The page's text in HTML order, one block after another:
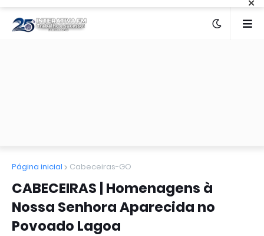
Página inicial Cabeceiras-GO
CABECEIRAS | Homenagens à
Nossa Senhora Aparecida no
Povoado Lagoa